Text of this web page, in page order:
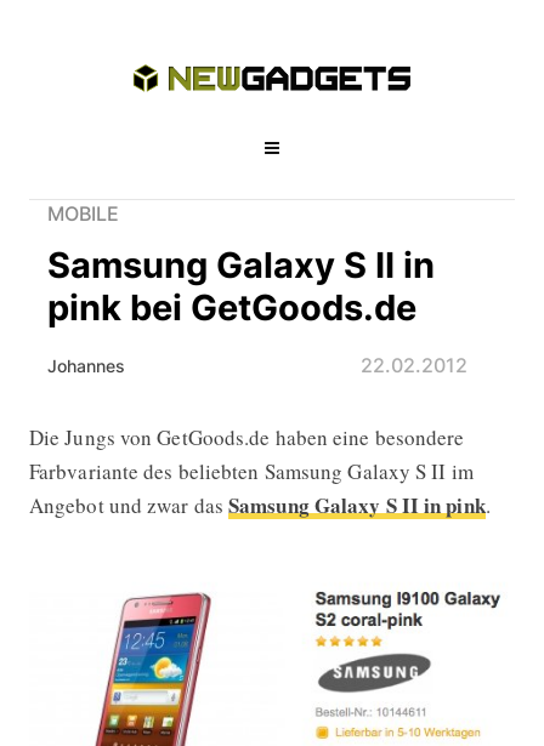
MOBILE
Samsung Galaxy S II in
pink bei GetGoods.de
Johannes 22.02.2012
Samsung Galaxy S II in pink bei
Die Jungs von GetGoods.de haben eine besondere
Farbvariante des beliebten Samsung Galaxy S II im
Angebot und zwar dasSamsung Galaxy S II in pink.